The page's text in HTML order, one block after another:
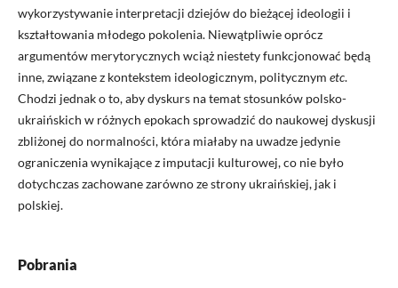
wykorzystywanie interpretacji dziejów do bieżącej ideologii i
kształtowania młodego pokolenia. Niewątpliwie oprócz
argumentów merytorycznych wciąż niestety funkcjonować będą
inne, związane z kontekstem ideologicznym, politycznym etc.
Chodzi jednak o to, aby dyskurs na temat stosunków polsko-
ukraińskich w różnych epokach sprowadzić do naukowej dyskusji
zbliżonej do normalności, która miałaby na uwadze jedynie
ograniczenia wynikające z imputacji kulturowej, co nie było
dotychczas zachowane zarówno ze strony ukraińskiej, jak i
polskiej.
Pobrania